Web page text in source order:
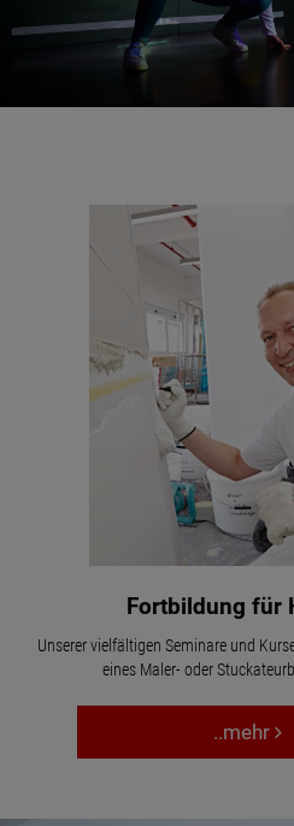
Fortbildung für
Unserer vielfältigen Seminare und
eines Maler- oder
..mehr